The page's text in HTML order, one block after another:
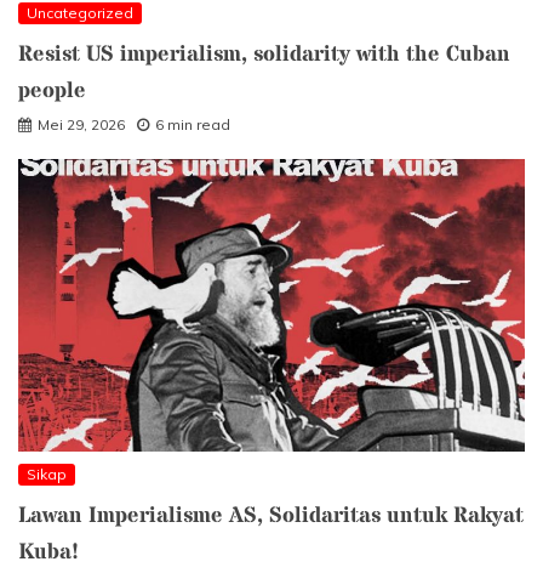
Uncategorized
Resist US imperialism, solidarity with the Cuban
people
Mei 29, 2026 6 min read
Sikap
Lawan Imperialisme AS, Solidaritas untuk Rakyat
Kuba!